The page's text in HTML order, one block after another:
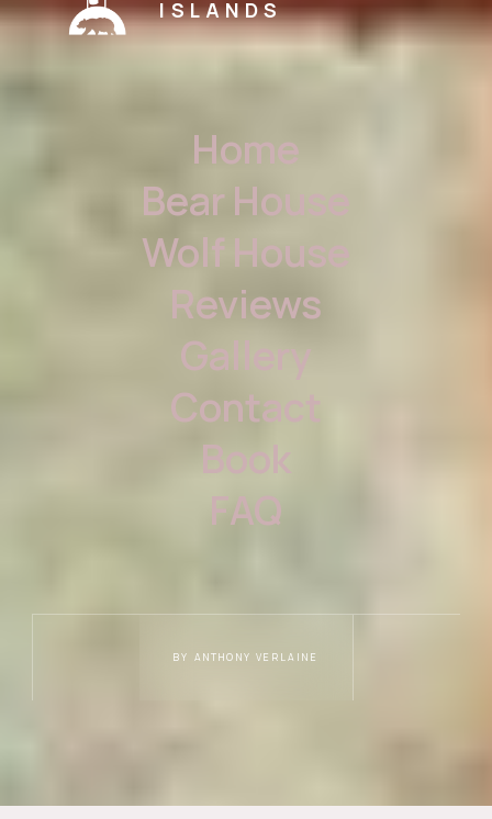
ISLANDS
Home
Bear House
Wolf House
Reviews
Gallery
Contact
Book
FAQ
BY ANTHONY VERLAINE